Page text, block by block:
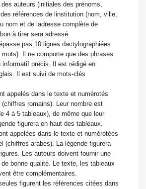
auteurs (initiales des prénoms,
références de linstitution (nom, ville,
nom et de ladresse complète de
bon à tirer sera adressé.
pas 10 lignes dactylographiées
mots). Il ne comporte que des phrases
informatif précis. Il est rédigé en
Il est suivi de mots-clés
appelés dans le texte et numérotés
(chiffres romains). Leur nombre est
4 à 5 tableaux), de même que leur
figurera en haut des tableaux.
appelées dans le texte et numérotées
(chiffres arabes). La légende figurera
Les auteurs doivent fournir une
bonne qualité. Le texte, les tableaux
être complémentaires.
figurent les références citées dans